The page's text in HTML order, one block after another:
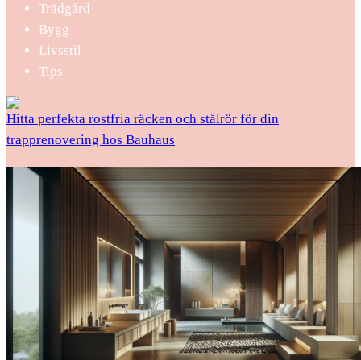
Trädgård
Bygg
Livsstil
Tips
Hitta perfekta rostfria räcken och stålrör för din
trapprenovering hos Bauhaus